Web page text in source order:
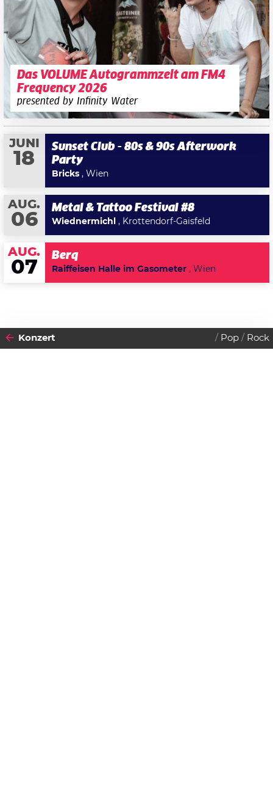
Das VOLUME Autogrammzelt am FM4
Frequency 2026
presented by Infinity Water
JUNI
18
Sunset Club - 80s & 90s Afterwork
Party
Bricks , Wien
AUG.
06
Metal & Tattoo Festival #8
Wiednermichl , Krottendorf-Gaisfeld
AUG.
07
Berq
Raiffeisen Halle im Gasometer , Wien
Konzert Pop Rock